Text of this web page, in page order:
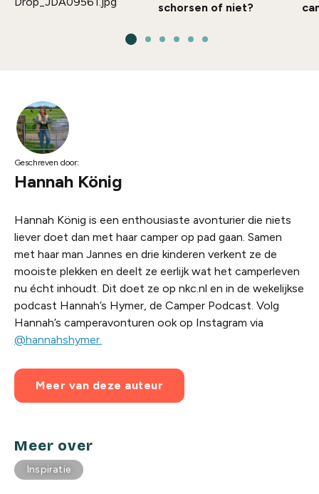
schorsen of niet?
Geschreven door:
Hannah König
Hannah König is een enthousiaste avonturier die niets
liever doet dan met haar camper op pad gaan. Samen
met haar man Jannes en drie kinderen verkent ze de
mooiste plekken en deelt ze eerlijk wat het camperleven
nu écht inhoudt. Dit doet ze op nkc.nl en in de wekelijkse
podcast Hannah’s Hymer, de Camper Podcast. Volg
Hannah’s camperavonturen ook op Instagram via
@hannahshymer.
Meer van deze auteur
Meer over
Inspiratie